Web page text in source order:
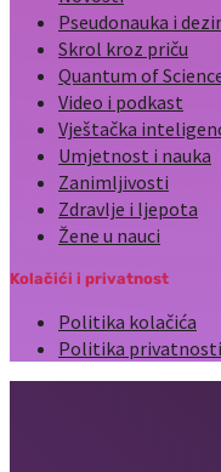
Pseudonauka i
Skrol kroz priču
Quantum of
Video i podkast
Vještačka
Umjetnost i nauka
Zanimljivosti
Zdravlje i ljepota
Žene u nauci
Kolačići i privatnost
Politika kolačića
Politika privatnosti